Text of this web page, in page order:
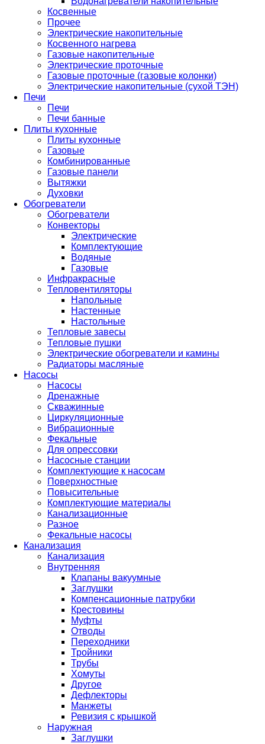
Косвенные
Прочее
Электрические накопительные
Косвенного нагрева
Газовые накопительные
Электрические проточные
Газовые проточные (газовые колонки)
Электрические накопительные (сухой ТЭН)
Печи
Печи
Печи банные
Плиты кухонные
Плиты кухонные
Газовые
Комбинированные
Газовые панели
Вытяжки
Духовки
Обогреватели
Обогреватели
Конвекторы
Электрические
Комплектующие
Водяные
Газовые
Инфракрасные
Тепловентиляторы
Напольные
Настенные
Настольные
Тепловые завесы
Тепловые пушки
Электрические обогреватели и камины
Радиаторы масляные
Насосы
Насосы
Дренажные
Скважинные
Циркуляционные
Вибрационные
Фекальные
Для опрессовки
Насосные станции
Комплектующие к насосам
Поверхностные
Повысительные
Комплектующие материалы
Канализационные
Разное
Фекальные насосы
Канализация
Канализация
Внутренняя
Клапаны вакуумные
Заглушки
Компенсационные патрубки
Крестовины
Муфты
Отводы
Переходники
Тройники
Трубы
Хомуты
Другое
Дефлекторы
Манжеты
Ревизия с крышкой
Наружная
Заглушки